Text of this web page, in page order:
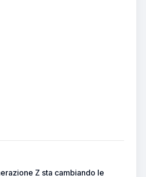
Z sta cambiando le